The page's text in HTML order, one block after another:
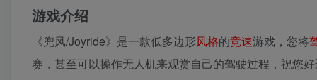
游戏介绍
《兜风/Joyride》是一款低多边形风格的竞速游戏，您将
赛，甚至可以操作无人机来观赏自己的驾驶过程，祝您